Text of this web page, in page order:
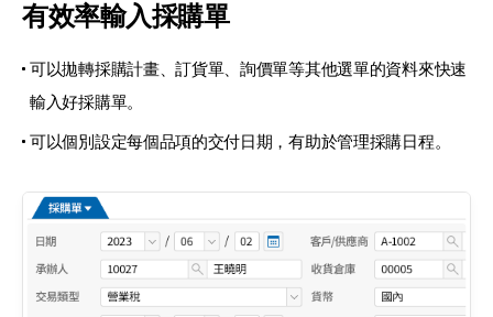
有效率輸入採購單
可以拋轉採購計畫、訂貨單、詢價單等其他選單的資料來快速
輸入好採購單。
可以個別設定每個品項的交付日期，有助於管理採購日程。